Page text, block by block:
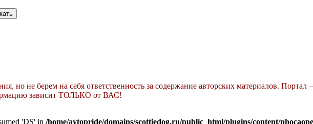
но не берем на себя ответственность за содержание авторских материалов.
зависит ТОЛЬКО от ВАС!
'DS' in /home/avtopride/domains/scottiedog.ru/public_html/plugins/content/